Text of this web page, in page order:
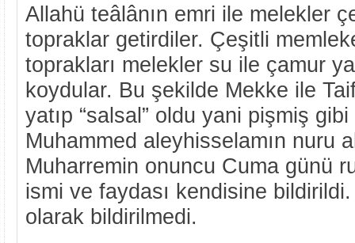
Allahü teâlânın emri ile melekler
topraklar getirdiler. Çeşitli
toprakları melekler su ile çamur
koydular. Bu şekilde Mekke ile
yatıp “salsal” oldu yani pişmiş
Muhammed aleyhisselamın nuru
Muharremin onuncu Cuma günü
ismi ve faydası kendisine
olarak bildirilmedi.